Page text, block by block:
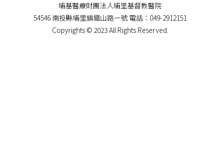
埔基醫療財團法人埔里基督教醫院
54546 南投縣埔里鎮鐵山路一號 電話：049-2912151
Copyrights © 2023 All Rights Reserved.